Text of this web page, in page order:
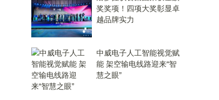
奖奖项！四项大奖彰显卓
越品牌实力
中威电子人工智能视觉赋
能 架空输电线路迎来“智
慧之眼”